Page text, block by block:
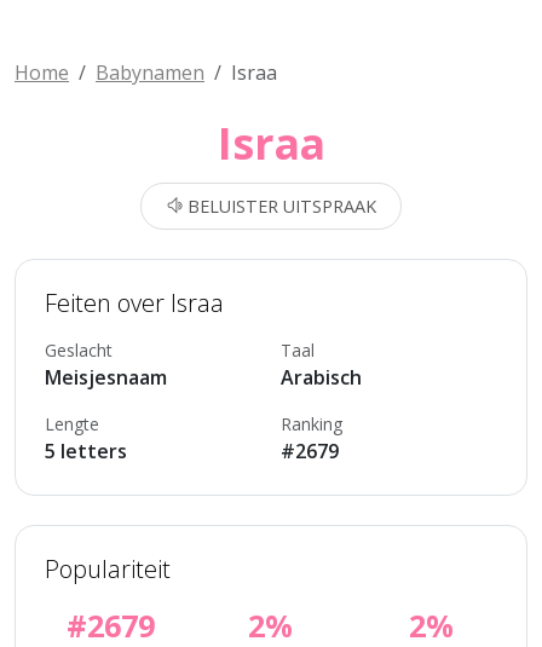
Home Babynamen Israa
Israa
BELUISTER UITSPRAAK
Feiten over Israa
Geslacht
Meisjesnaam
Taal
Arabisch
Lengte
5 letters
Ranking
#2679
Populariteit
#2679 2% 2%